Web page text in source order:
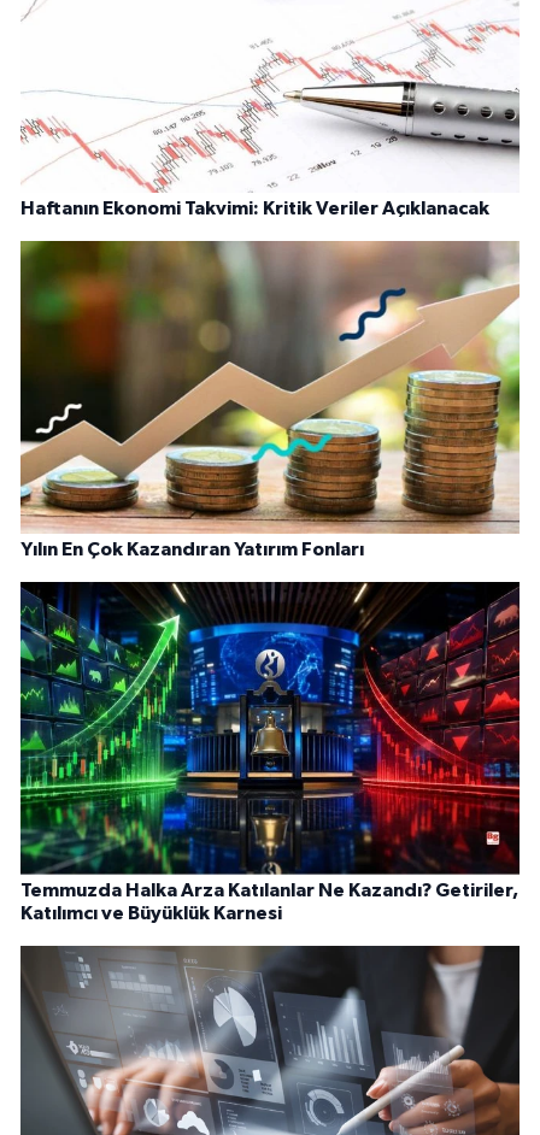
Haftanın Ekonomi Takvimi: Kritik Veriler Açıklanacak
Yılın En Çok Kazandıran Yatırım Fonları
Temmuzda Halka Arza Katılanlar Ne Kazandı? Getiriler,
Katılımcı ve Büyüklük Karnesi